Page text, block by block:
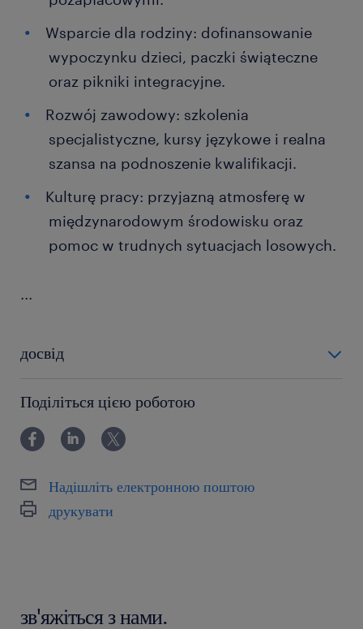
Wsparcie dla rodziny: dofinansowanie
wypoczynku dzieci, paczki świąteczne
oraz pikniki integracyjne.
Rozwój zawodowy: szkolenia
specjalistyczne, kursy językowe i realna
szansa na podnoszenie kwalifikacji.
Kulturę pracy: przyjazną atmosferę w
międzynarodowym środowisku oraz
pomoc w trudnych sytuacjach losowych.
...
досвід
Поділіться цією роботою
Надішліть електронною поштою
друкувати
зв'яжіться з нами.